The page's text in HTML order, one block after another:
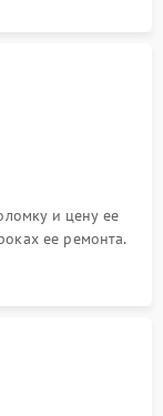
и цену ее
ее ремонта.